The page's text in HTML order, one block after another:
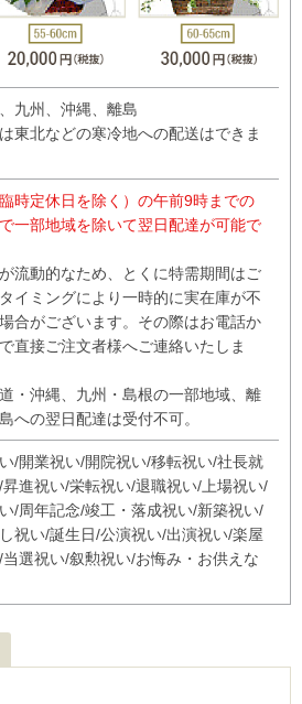
九州、沖縄、離島
東北などの寒冷地への配送はできま
時定休日を除く）の午前9時までの
一部地域を除いて翌日配達が可能で
流動的なため、とくに特需期間はご
イミングにより一時的に実在庫が不
合がございます。その際はお電話か
直接ご注文者様へご連絡いたしま
・沖縄、九州・島根の一部地域、離
への翌日配達は受付不可。
/開業祝い/開院祝い/移転祝い/社長就
進祝い/栄転祝い/退職祝い/上場祝い/
/周年記念/竣工・落成祝い/新築祝い/
祝い/誕生日/公演祝い/出演祝い/楽屋
当選祝い/叙勲祝い/お悔み・お供えな